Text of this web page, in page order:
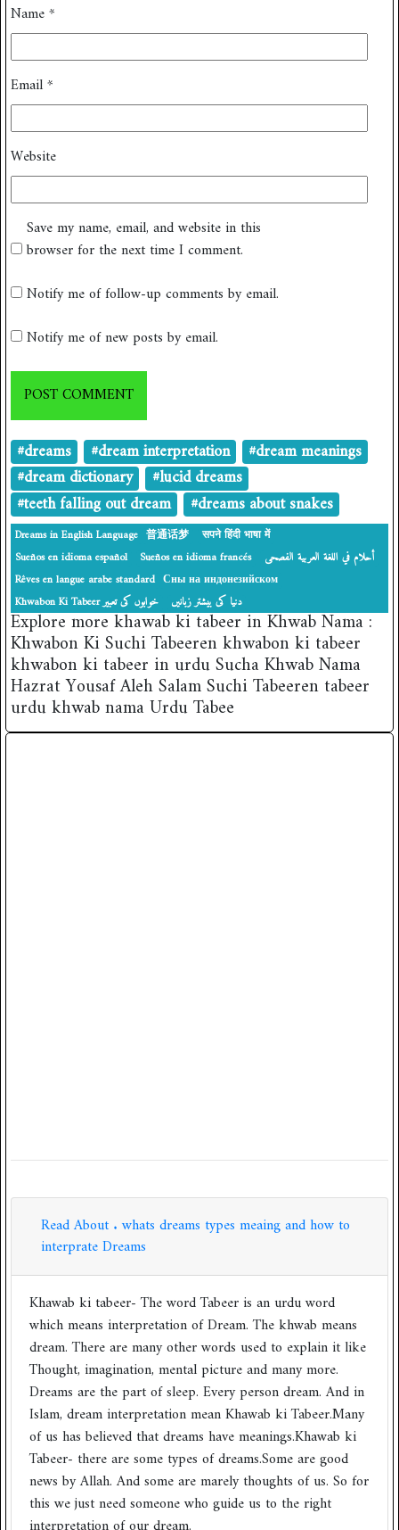
Name*
Email*
Website
Save my name, email, and website in this
browser for the next time I comment.
Notify me of follow-up comments by email.
Notify me of new posts by email.
#dreams #dream interpretation
#dream meanings
#dream dictionary
#lucid dreams
#teeth falling out dream
#dreams about snakes
Dreams in English Language 普通话梦
सपने हिंदी भाषा में
Sueños en idioma español
Sueños en idioma francés
أحلام في اللغة العربية الفصحى
Rêves en langue arabe standard Сны на индонезийском
‎Khwabon Ki Tabeer خوابوں کی تعبیر
دنیا کی بیشتر زبانیں
Explore more khawab ki tabeer in Khwab Nama :
Khwabon Ki Suchi Tabeeren khwabon ki tabeer
khwabon ki tabeer in urdu Sucha Khwab Nama
Hazrat Yousaf Aleh Salam Suchi Tabeeren tabeer
urdu khwab nama Urdu Tabee
Read About . whats dreams types meaing and how to
interprate Dreams
Khawab ki tabeer- The word Tabeer is an urdu word
which means interpretation of Dream. The khwab means
dream. There are many other words used to explain it like
Thought, imagination, mental picture and many more.
Dreams are the part of sleep. Every person dream. And in
Islam, dream interpretation mean Khawab ki Tabeer.Many
of us has believed that dreams have meanings.Khawab ki
Tabeer- there are some types of dreams.Some are good
news by Allah. And some are marely thoughts of us. So for
this we just need someone who guide us to the right